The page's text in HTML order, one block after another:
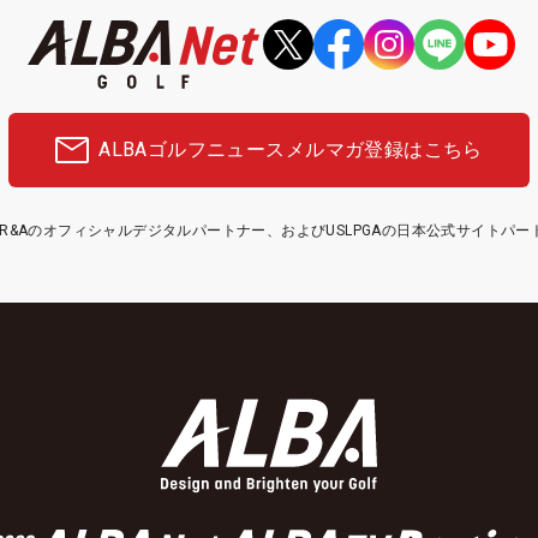
ALBAゴルフニュース メルマガ登録はこちら
のオフィシャルデジタルパートナー、およびUSLPGAの日本公式サイトパー